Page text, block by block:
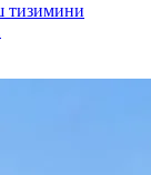
тизимини